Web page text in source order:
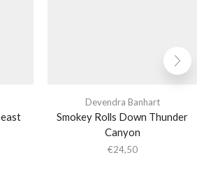
Devendra Banhart
Smokey Rolls Down Thunder
Canyon
€24,50